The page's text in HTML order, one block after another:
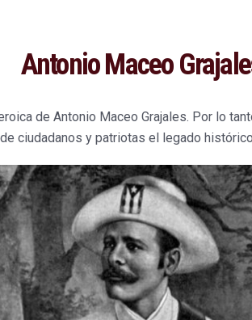
Antonio Maceo
de Antonio Maceo Grajales. Por lo
ciudadanos y patriotas el legado